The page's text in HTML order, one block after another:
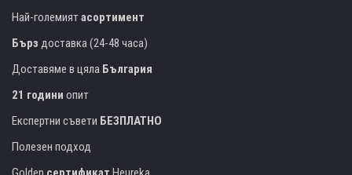
Най-големиятасортимент
Бърз доставка (24-48 часа)
Доставяме в цяла България
21 години опит
Експертни съвети БЕЗПЛАТНО
Полезен подход